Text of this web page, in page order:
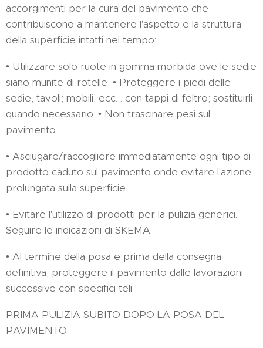
accorgimenti per la cura del pavimento che
contribuiscono a mantenere l'aspetto e la struttura
della superficie intatti nel tempo:
• Utilizzare solo ruote in gomma morbida ove le sedie
siano munite di rotelle; • Proteggere i piedi delle
sedie, tavoli; mobili, ecc… con tappi di feltro; sostituirli
quando necessario. • Non trascinare pesi sul
pavimento.
• Asciugare/raccogliere immediatamente ogni tipo di
prodotto caduto sul pavimento onde evitare l'azione
prolungata sulla superficie.
• Evitare l'utilizzo di prodotti per la pulizia generici.
Seguire le indicazioni di SKEMA.
• Al termine della posa e prima della consegna
definitiva, proteggere il pavimento dalle lavorazioni
successive con specifici teli.
PRIMA PULIZIA SUBITO DOPO LA POSA DEL
PAVIMENTO